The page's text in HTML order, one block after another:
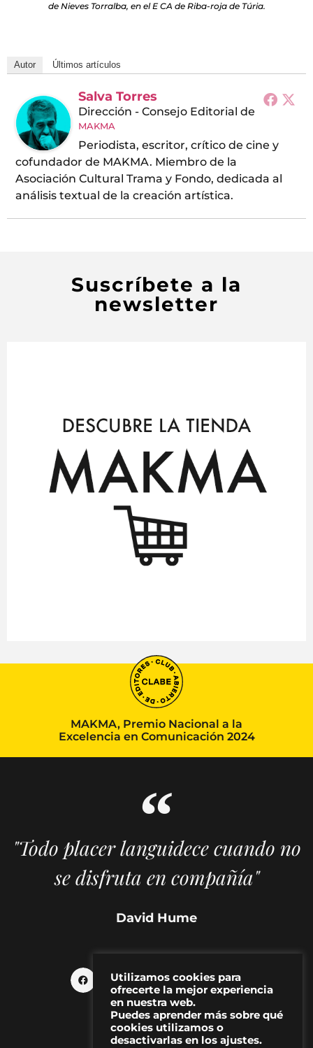
de Nieves Torralba, en el E CA de Riba-roja de Túria.
Autor Últimos artículos
Salva Torres
Dirección - Consejo Editorial de
MAKMA
Periodista, escritor, crítico de cine y
cofundador de MAKMA. Miembro de la
Asociación Cultural Trama y Fondo, dedicada al
análisis textual de la creación artística.
Suscríbete a la
newsletter
MAKMA, Premio Nacional a la
Excelencia en Comunicación 2024
"Todo placer languidece cuando no
se disfruta en compañía"
David Hume
Utilizamos cookies para
ofrecerte la mejor experiencia
en nuestra web.
Puedes aprender más sobre qué
cookies utilizamos o
desactivarlas en los ajustes.